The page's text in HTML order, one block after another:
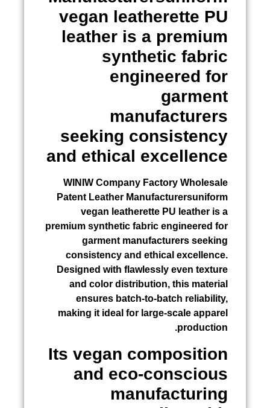
vegan leatherette PU
leather is a premium
synthetic fabric
engineered for
garment
manufacturers
seeking consistency
and ethical excellence
WINIW Company Factory Wholesale
Patent Leather Manufacturersuniform
vegan leatherette PU leather is a
premium synthetic fabric engineered for
garment manufacturers seeking
consistency and ethical excellence.
Designed with flawlessly even texture
and color distribution, this material
ensures batch-to-batch reliability,
making it ideal for large-scale apparel
production.
Its vegan composition
and eco-conscious
manufacturing